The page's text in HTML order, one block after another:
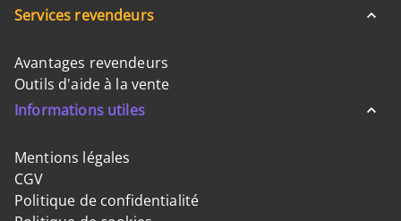
Services revendeurs
Avantages revendeurs
Outils d'aide à la vente
Informations utiles
Mentions légales
CGV
Politique de confidentialité